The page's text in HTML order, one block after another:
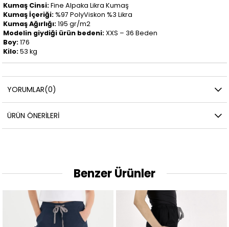
Kumaş Cinsi:Fine Alpaka Likra Kumaş
Kumaş İçeriği:%97 PolyViskon %3 Likra
Kumaş Ağırlığı:195 gr/m2
Modelin giydiği ürün bedeni:XXS – 36 Beden
Boy:176
Kilo:53 kg
YORUMLAR(0)
ÜRÜN ÖNERILERI
Benzer Ürünler